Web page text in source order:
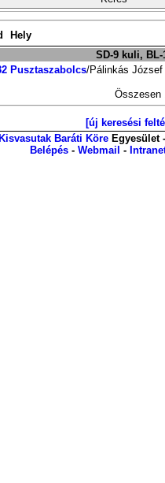
Hely
SD-9 kuli, BL-
Pusztaszabolcs/Pálinkás József
Összesen
[új keresési
Kisvasutak Baráti Köre Egyesület -
Belépés - Webmail -